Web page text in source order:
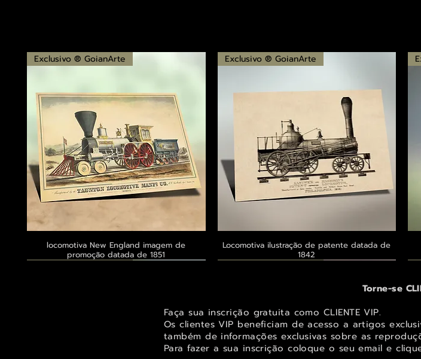
Visualização rápida
Exclusivo ® GoianArte
locomotiva New England imagem de
promoção datada de 1851
Visualização rápida
Exclusivo ® GoianArte
Locomotiva ilustração de patente datada de
1842
Torne-se
Faça sua inscrição gratuita como CLIENTE VIP.
Os clientes VIP beneficiam de acesso a artigos
também de informações exclusivas sobre as
Para fazer a sua inscrição coloque o seu email e